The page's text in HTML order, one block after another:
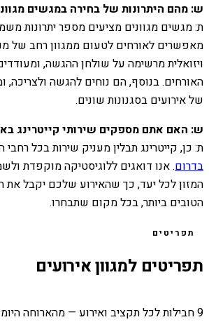
ש: מהם היתרונות של בחירה במגשים
ת: מגשים מגוונים מציעים מספר יתרונות
מאפשרים לאורחים לטעום ממגוון רחב של
ויזואלית מרשימה על שולחן ההגשה,
האורחים. בנוסף, הם נוחים להגשה ולצריכה,
של אירועים בסגנונות שונים.
ש: האם אתם מספקים שירותי קייטרינג
ת: כן, קייטרינג תבלין מעניק שירות בכל רחבי
בדרום. אנו דואגים ללוגיסטיקה מוקפדת
המזון לכל יעד, כך שהאירוע שלכם יקבל את
הטובים ביותר, בכל מקום שתבחרו.
תפריטים
תפריטים למגוון אירועים
9 חבילות לכל תקציב ואירוע — מהארוחה